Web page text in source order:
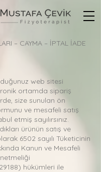
– CAYMA – İPTAL İADE
web sitesi
ortamda sipariş
size sunulan ön
ve mesafeli satış
etmiş sayılırsınız.
ürünün satış ve
6502 sayılı Tüketicinin
Kanun ve Mesafeli
hükümleri ile